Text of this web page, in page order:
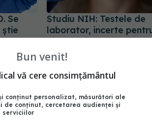
Se
știe
Studiu NIH: Testele de
laborator, incerte
diagnosticul de long-
15 aug 2024, 18:22
Bun venit!
vă cere consimțământul
conținut personalizat, măsurători ale
de conținut, cercetarea audienței și
serviciilor